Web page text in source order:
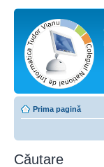
Prima pagină
Căutare